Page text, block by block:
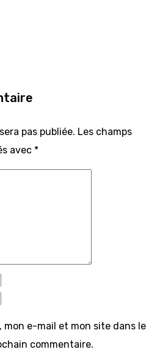
pas publiée. Les champs
avec *
mon e-mail et mon site dans le
commentaire.